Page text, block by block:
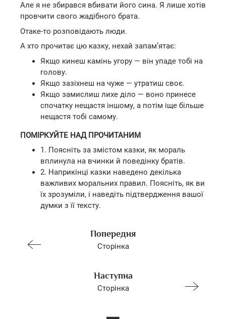
Але я не збирався вбивати його сина. Я лише хотів
провчити свого жадібного брата.
Отаке-то розповідають люди.
А хто прочитає цю казку, нехай запам’ятає:
Якщо кинеш камінь угору — він упаде тобі на
голову.
Якщо зазіхнеш на чуже — утратиш своє.
Якщо замислиш лихе діло — воно принесе
спочатку нещастя іншому, а потім іще більше
нещастя тобі самому.
ПОМІРКУЙТЕ НАД ПРОЧИТАНИМ
1. Поясніть за змістом казки, як мораль
вплинула на вчинки й поведінку братів.
2. Наприкінці казки наведено декілька
важливих моральних правил. Поясніть, як ви
їх зрозуміли, і наведіть підтвердження вашої
думки з її тексту.
Попередня
Сторінка
Наступна
Сторінка